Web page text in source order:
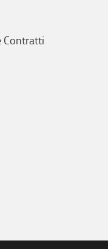
Contratti